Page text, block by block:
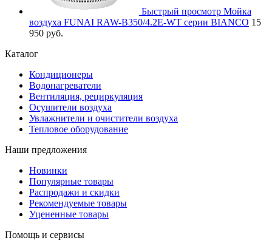
Быстрый просмотр Мойка
воздуха FUNAI RAW-B350/4.2E-WT серии BIANCO 15
950 руб.
Каталог
Кондиционеры
Водонагреватели
Вентиляция, рециркуляция
Осушители воздуха
Увлажнители и очистители воздуха
Тепловое оборудование
Наши предложения
Новинки
Популярные товары
Распродажи и скидки
Рекомендуемые товары
Уцененные товары
Помощь и сервисы